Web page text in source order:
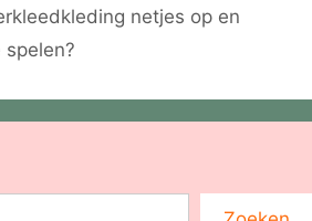
netjes op en
spelen?